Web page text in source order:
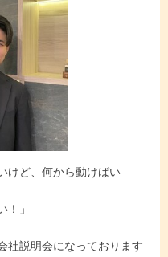
けど、何から動けばい
！」
社説明会になっております